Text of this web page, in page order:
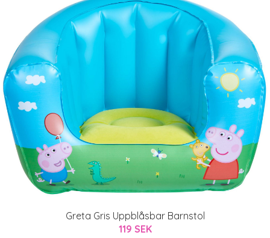
Greta Gris Uppblåsbar Barnstol
119 SEK